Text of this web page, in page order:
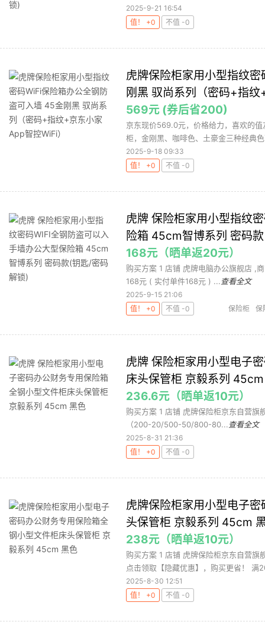
2025-9-21 16:54
值！ +0
不值 -0
虎牌保险柜家用小型指纹
刚黑 驭尚系列（密码+指
569元 (券后省200)
京东现价569.0元，价格给力，喜欢的
柜，金刚黑、咖啡色、土豪金三种经典
2025-9-18 09:33
值！ +0
不值 -0
虎牌 保险柜家用小型指纹
险箱 45cm智博系列 密码
168元（晒单返20元）
购买方案 1 店铺 虎牌电脑办公旗舰店 ,
168元 ( 实付单件168元 ) ... 查看全文
2025-9-15 21:06
值！ +0
不值 -0 保险柜 保
虎牌 保险柜家用小型电子
床头保管柜 京毅系列
236.6元（晒单返10元）
购买方案 1 店铺 虎牌保险柜京东自营
（200-20/500-50/800-80... 查看全文
2025-8-31 21:36
值！ +0
不值 -0
虎牌保险柜家用小型电子
头保管柜 京毅系列 45cm
238元（晒单返10元）
购买方案 1 店铺 虎牌保险柜京东自营
点击领取【隐藏优惠】，购买更省！ 满
2025-8-30 12:51
值！ +0
不值 -0